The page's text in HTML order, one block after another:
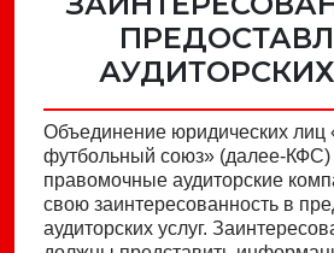
Объединение юридических лиц
футбольный союз» (далее-КФС)
правомочные аудиторские
свою заинтересованность в
аудиторских услуг.